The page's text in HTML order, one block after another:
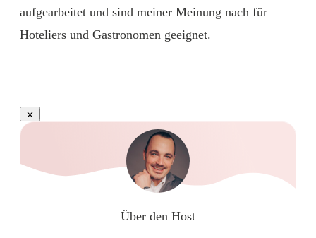
aufgearbeitet und sind meiner Meinung nach für
Hoteliers und Gastronomen geeignet.
Über den Host